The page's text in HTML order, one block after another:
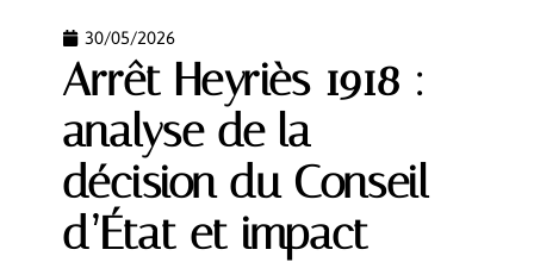
30/05/2026
Arrêt Heyriès 1918 :
analyse de la
décision du Conseil
d’État et impact